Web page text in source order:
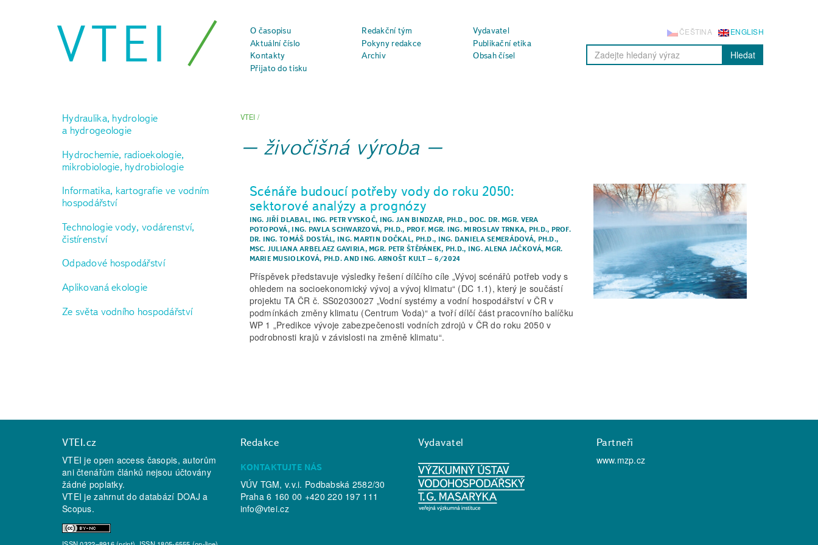
VTEI O časopisu Redakční tým
Vydavatel
Aktuální číslo
Pokyny redakce
Publikační etika
Kontakty
Archiv
Obsah čísel
Přijato do tisku
ENGLISH
ČEŠTINA
Hledat
Hydraulika, hydrologie
a hydrogeologie
Hydrochemie, radioekologie,
mikrobiologie, hydrobiologie
Informatika, kartografie ve vodním
hospodářství
Technologie vody, vodárenství,
čistírenství
Odpadové hospodářství
Aplikovaná ekologie
Ze světa vodního hospodářství
VTEI /
živočišná výroba
Scénáře budoucí potřeby vody do roku 2050:
sektorové analýzy a prognózy
ING. JIŘÍ DLABAL, ING. PETR VYSKOČ, ING. JAN BINDZAR, PH.D., DOC. DR. MGR. VERA
POTOPOVÁ, ING. PAVLA SCHWARZOVÁ, PH.D., PROF. MGR. ING. MIROSLAV TRNKA, PH.D., PROF.
DR. ING. TOMÁŠ DOSTÁL, ING. MARTIN DOČKAL, PH.D., ING. DANIELA SEMERÁDOVÁ, PH.D.,
MSC. JULIANA ARBELAEZ GAVIRIA, MGR. PETR ŠTĚPÁNEK, PH.D., ING. ALENA JAČKOVÁ, MGR.
MARIE MUSIOLKOVÁ, PH.D.AND ING. ARNOŠT KULT– 6/2024
Příspěvek představuje výsledky řešení dílčího cíle „Vývoj scénářů potřeb vody s
ohledem na socioekonomický vývoj a vývoj klimatu“ (DC 1.1), který je součástí
projektu TA ČR č. SS02030027 „Vodní systémy a vodní hospodářství v ČR v
podmínkách změny klimatu (Centrum Voda)“ a tvoří dílčí část pracovního balíčku
WP 1 „Predikce vývoje zabezpečenosti vodních zdrojů v ČR do roku 2050 v
podrobnosti krajů v závislosti na změně klimatu“.
VTEI.cz
VTEI je open access časopis, autorům
ani čtenářům článků nejsou účtovány
žádné poplatky.
VTEI je zahrnut do databází DOAJ a
Scopus.
Redakce
KONTAKTUJTE NÁS
VÚV TGM, v.v.i. Podbabská 2582/30
Praha 6 160 00 +420 220 197 111
info@vtei.cz
Vydavatel
Partneři
www.mzp.cz